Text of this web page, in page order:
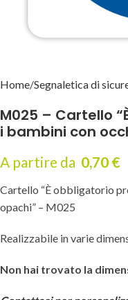
Home Segnaletica di
M025 – Cartello
i bambini con
A partire da 0,70 €
Cartello “È obbligatorio
opachi” – M025
Realizzabile in varie
Non hai trovato la